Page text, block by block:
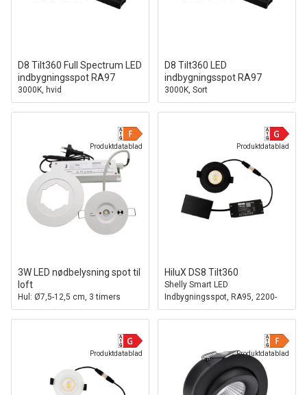
D8 Tilt360 Full Spectrum LED
indbygningsspot RA97
3000K, hvid
D8 Tilt360 LED
indbygningsspot RA97
3000K, Sort
Produktdatablad
3W LED nødbelysning spot til
loft
Hul: Ø7,5-12,5 cm, 3 timers
batteri, hvid
Produktdatablad
HiluX DS8 Tilt360
Shelly Smart LED
Indbygningsspot, RA95, 2200-
6500K, Sort
Produktdatablad Produktdatablad